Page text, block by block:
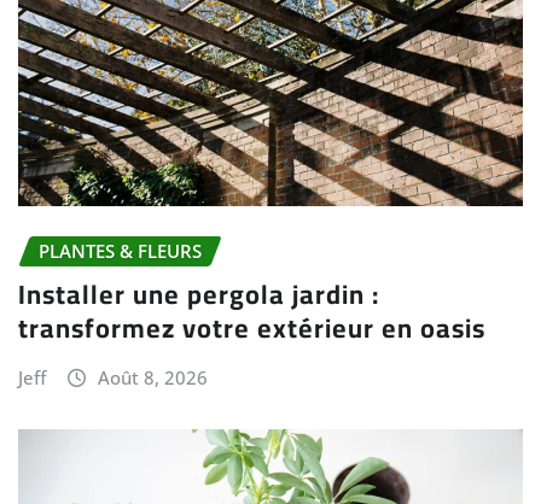
PLANTES & FLEURS
Installer une pergola jardin :
transformez votre extérieur en oasis
Jeff Août 8, 2026